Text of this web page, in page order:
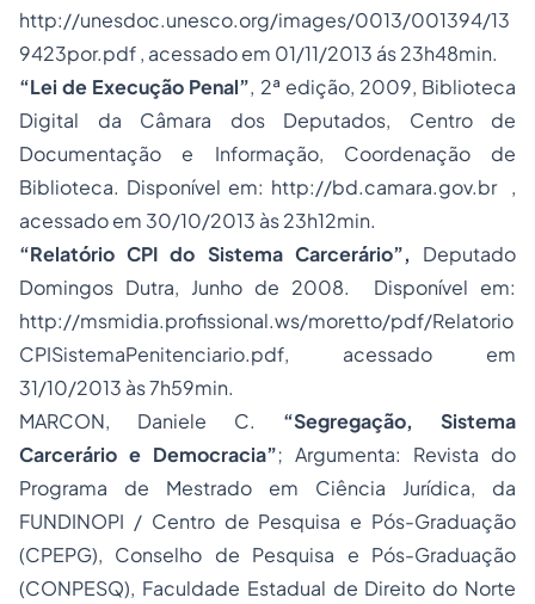
http://unesdoc.unesco.org/images/0013/001394/13
9423por.pdf , acessado em 01/11/2013 ás 23h48min.
“Lei de Execução Penal”, 2ª edição, 2009, Biblioteca
Digital da Câmara dos Deputados, Centro de
Documentação e Informação, Coordenação de
Biblioteca. Disponível em: http://bd.camara.gov.br ,
acessado em 30/10/2013 às 23h12min.
“Relatório CPI do Sistema Carcerário”, Deputado
Domingos Dutra, Junho de 2008. Disponível em:
http://msmidia.profissional.ws/moretto/pdf/Relatorio
CPISistemaPenitenciario.pdf, acessado em
31/10/2013 às 7h59min.
MARCON, Daniele C. “Segregação, Sistema
Carcerário e Democracia”; Argumenta: Revista do
Programa de Mestrado em Ciência Jurídica, da
FUNDINOPI / Centro de Pesquisa e Pós-Graduação
(CPEPG), Conselho de Pesquisa e Pós-Graduação
(CONPESQ), Faculdade Estadual de Direito do Norte